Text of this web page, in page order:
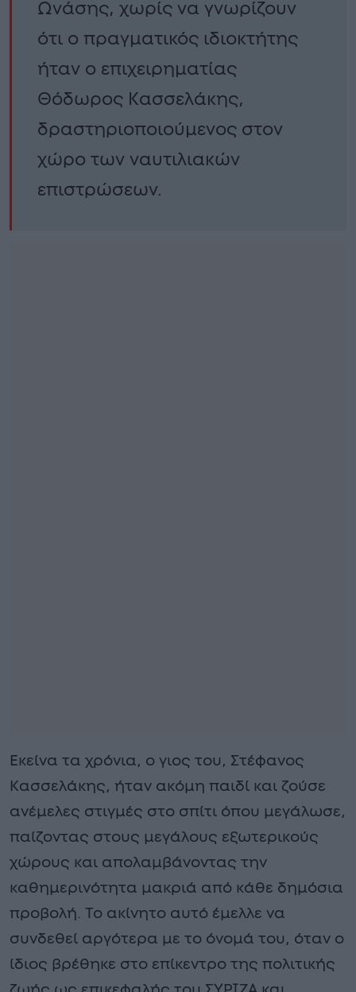
Ωνάσης, χωρίς να γνωρίζουν
ότι ο πραγματικός ιδιοκτήτης
ήταν ο επιχειρηματίας
Θόδωρος Κασσελάκης,
δραστηριοποιούμενος στον
χώρο των ναυτιλιακών
επιστρώσεων.
Εκείνα τα χρόνια, ο γιος του, Στέφανος
Κασσελάκης, ήταν ακόμη παιδί και ζούσε
ανέμελες στιγμές στο σπίτι όπου μεγάλωσε,
παίζοντας στους μεγάλους εξωτερικούς
χώρους και απολαμβάνοντας την
καθημερινότητα μακριά από κάθε δημόσια
προβολή. Το ακίνητο αυτό έμελλε να
συνδεθεί αργότερα με το όνομά του, όταν ο
ίδιος βρέθηκε στο επίκεντρο της πολιτικής